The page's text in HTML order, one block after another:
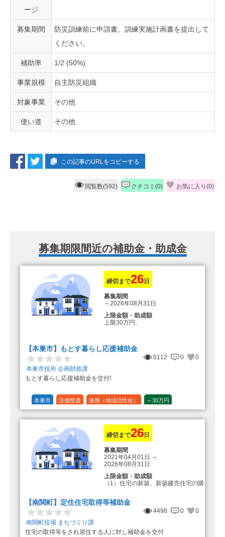
ージ
募集期間
防災訓練前に申請書、訓練実施計画書を提出して
ください。
補助率 1/2 (50%)
事業規模 自主防災組織
対象事業 その他
使い道 その他
この記事のURLをコピーする
閲覧数(592) クチコミ(0) お気に入り(0)
募集期限間近の補助金・助成金
締切まで26 日
募集期間
～2026年08月31日
上限金額・助成額
上限30万円、
【本巣市】もとす暮らし応援補助金
5112 0
0
本巣市役所 企画財政課
もとす暮らし応援補助金を交付!
本巣市 設備投資 連携（地域活性化） ～30万円
締切まで26 日
募集期間
2021年04月01日 ～
2026年08月31日
上限金額・助成額
（1）住宅の新築、新築建売住宅の購
登録事業者利用の場合25万円加
算（50万円＋25万円加算＝75万円）
算（25万円＋25万円加算＝50万円）
【南関町】定住住宅取得等補助金
4498 0
0
南関町役場 まちづくり課
住宅の取得等をされ居住する人に対し補助金を交付